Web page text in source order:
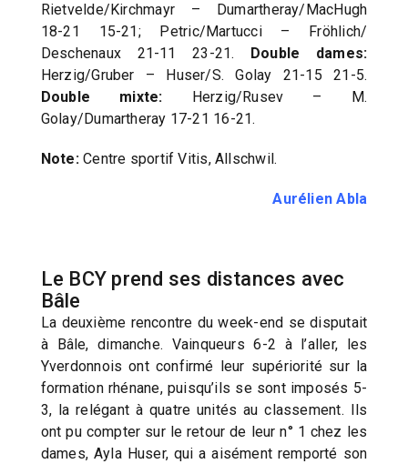
Rietvelde/Kirchmayr – Dumartheray/MacHugh
18-21 15-21; Petric/Martucci – Fröhlich/
Deschenaux 21-11 23-21. Double dames:
Herzig/Gruber – Huser/S. Golay 21-15 21-5.
Double mixte: Herzig/Rusev – M.
Golay/Dumartheray 17-21 16-21.
Note:Centre sportif Vitis, Allschwil.
Aurélien Abla
Le BCY prend ses distances avec
Bâle
La deuxième rencontre du week-end se disputait
à Bâle, dimanche. Vainqueurs 6-2 à l’aller, les
Yverdonnois ont confirmé leur supériorité sur la
formation rhénane, puisqu’ils se sont imposés 5-
3, la relégant à quatre unités au classement. Ils
ont pu compter sur le retour de leur n° 1 chez les
dames, Ayla Huser, qui a aisément remporté son